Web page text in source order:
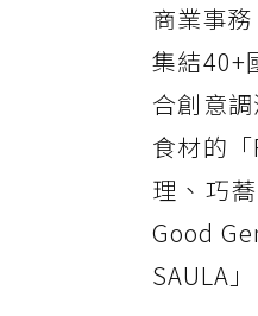
商業事
集結40+
合創意
食材的
理、巧
Good
SAULA